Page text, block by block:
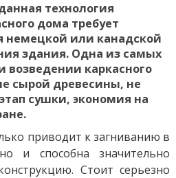
технология
дома требует
немецкой или канадской
здания. Одна из самых
возведении каркасного
сырой древесины, не
сушки, экономия на
приводит к загниванию в
и способна значительно
Стоит серьезно